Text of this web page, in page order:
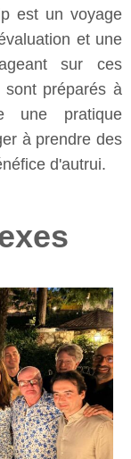
est un voyage
et une
sur ces
préparés à
une pratique
à prendre des
d'autrui.